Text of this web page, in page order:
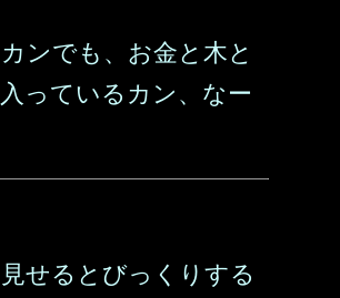
ンでも、お金と木と
っているカン、なー
せるとびっくりする